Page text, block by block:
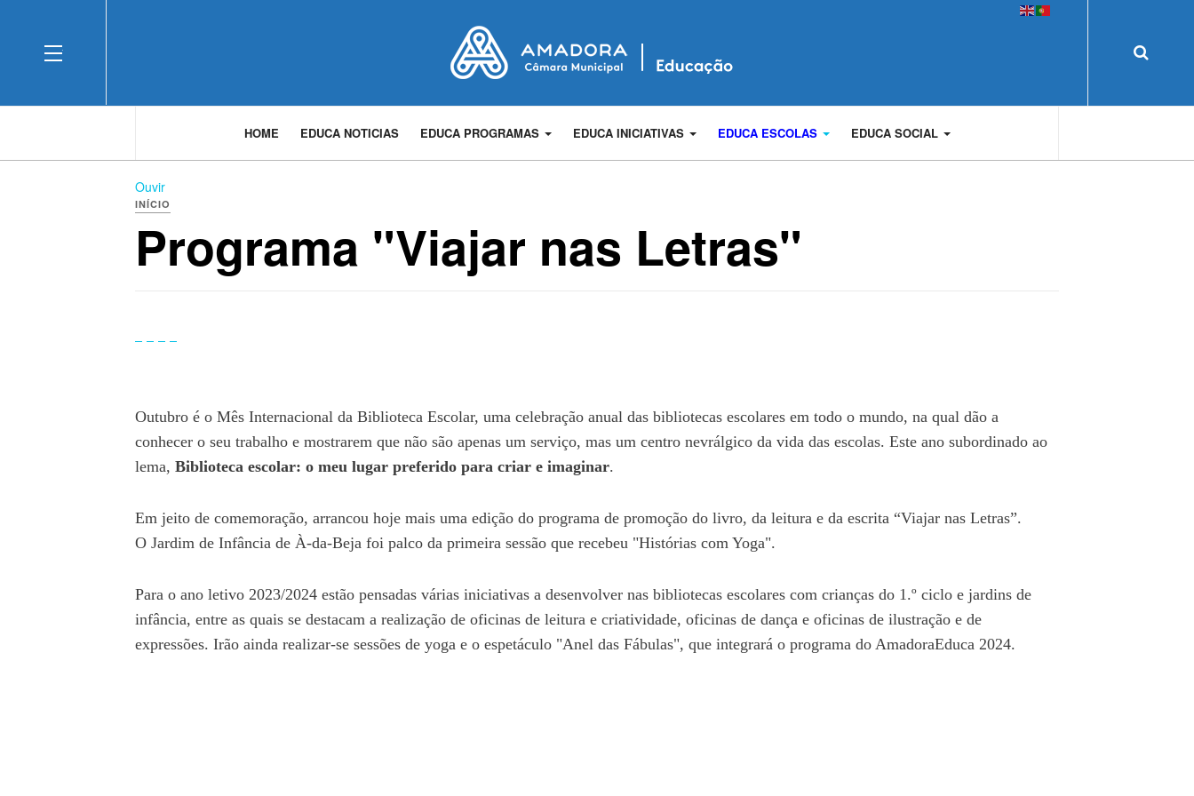
OFF CANVAS
HOME EDUCA NOTICIAS EDUCA PROGRAMAS EDUCA INICIATIVAS EDUCA ESCOLAS EDUCA SOCIAL
Ouvir
INÍCIO
Programa "Viajar nas Letras"
Outubro é o Mês Internacional da Biblioteca Escolar, uma celebração anual das bibliotecas escolares em todo o mundo, na qual dão a
conhecer o seu trabalho e mostrarem que não são apenas um serviço, mas um centro nevrálgico da vida das escolas. Este ano subordinado ao
lema, Biblioteca escolar: o meu lugar preferido para criar e imaginar.
Em jeito de comemoração, arrancou hoje mais uma edição do programa de promoção do livro, da leitura e da escrita “Viajar nas Letras”.
O Jardim de Infância de À-da-Beja foi palco da primeira sessão que recebeu "Histórias com Yoga".
Para o ano letivo 2023/2024 estão pensadas várias iniciativas a desenvolver nas bibliotecas escolares com crianças do 1.º ciclo e jardins de
infância, entre as quais se destacam a realização de oficinas de leitura e criatividade, oficinas de dança e oficinas de ilustração e de
expressões. Irão ainda realizar-se sessões de yoga e o espetáculo "Anel das Fábulas", que integrará o programa do AmadoraEduca 2024.